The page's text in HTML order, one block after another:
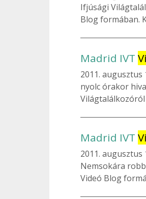
Ifjúsági
Blog formában.
Madrid IVT
2011. augusztus
nyolc órakor
Világtalálkozóról
Madrid IVT
2011. augusztus
Nemsokára
Videó Blog